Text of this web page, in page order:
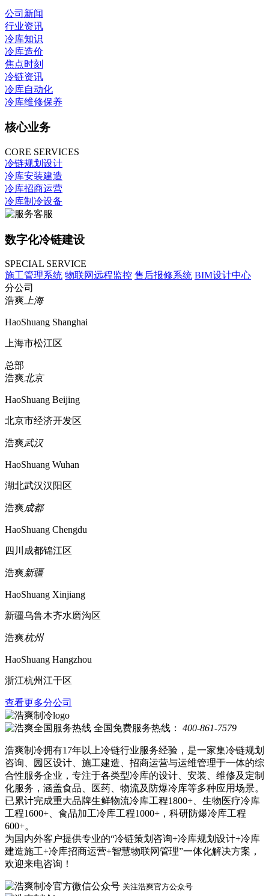
公司新闻
行业资讯
冷库知识
冷库造价
焦点时刻
冷链资讯
冷库自动化
冷库维修保养
核心业务
CORE SERVICES
冷链规划设计
冷库安装建造
冷库招商运营
冷库制冷设备
数字化冷链建设
SPECIAL SERVICE
施工管理系统 物联网远程监控 售后报修系统 BIM设计中心
分公司
浩爽上海
HaoShuang Shanghai
上海市松江区
总部
浩爽北京
HaoShuang Beijing
北京市经济开发区
浩爽武汉
HaoShuang Wuhan
湖北武汉汉阳区
浩爽成都
HaoShuang Chengdu
四川成都锦江区
浩爽新疆
HaoShuang Xinjiang
新疆乌鲁木齐水磨沟区
浩爽杭州
HaoShuang Hangzhou
浙江杭州江干区
查看更多分公司
全国免费服务热线： 400-861-7579
浩爽制冷拥有17年以上冷链行业服务经验，是一家集冷链规划
咨询、园区设计、施工建造、招商运营与运维管理于一体的综
合性服务企业，专注于各类型冷库的设计、安装、维修及定制
化服务，涵盖食品、医药、物流及防爆冷库等多种应用场景。
已累计完成重大品牌生鲜物流冷库工程1800+、生物医疗冷库
工程1600+、食品加工冷库工程1000+，科研防爆冷库工程
600+。
为国内外客户提供专业的“冷链策划咨询+冷库规划设计+冷库
建造施工+冷库招商运营+智慧物联网管理”一体化解决方案，
欢迎来电咨询！
关注浩爽官方公众号